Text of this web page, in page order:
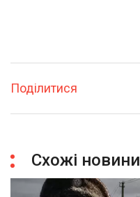
Поділитися
Схожі новини